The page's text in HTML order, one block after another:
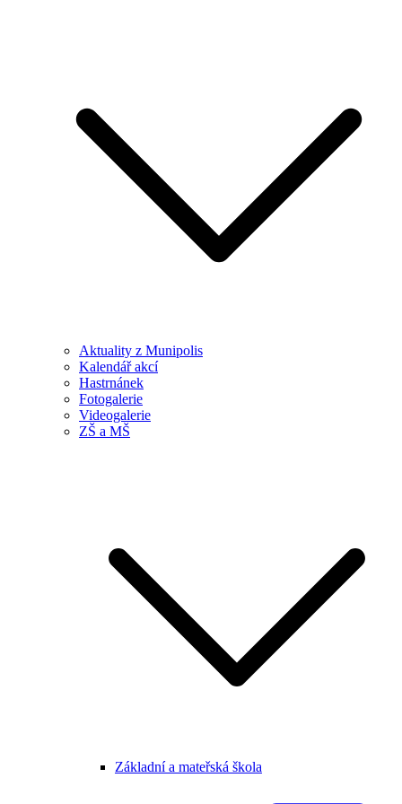
Aktuality z Munipolis
Kalendář akcí
Hastrnánek
Fotogalerie
Videogalerie
ZŠ a MŠ
Základní a mateřská škola